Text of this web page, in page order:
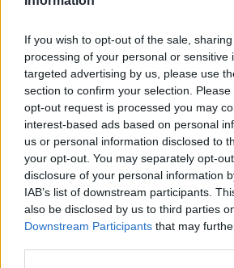
If you wish to opt-out of the sale,
processing of your personal or sensitive
targeted advertising by us, please use
section to confirm your selection.
opt-out request is processed you may
interest-based ads based on personal
us or personal information disclosed to
your opt-out. You may separately opt-
disclosure of your personal information
IAB’s list of downstream participants.
also be disclosed by us to third parties
Downstream Participants that may
nyní se podíváme na problematiku izolace
energií.
Kam se zraněnou divou zvěří
20.2.1999 | PRAHA (EkoList)
Letošní zima znovu ukázala, že mnohá
Prudké výkyvy teplot ohrožují zvířata
spánku. Probuzení pro ně často znamená
pro ostatní zvířata však není přečkání zimy
Je lepší izolovat strop, či stavět
27.1.1999 | PRAHA (EkoList)
Ve třetím díle našeho seriálu článků o tom,
tepla, se podíváme na to, jak proti ztrátám